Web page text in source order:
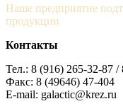
Наше предприятие
продукции
Контакты
Тел.: 8 (916) 265-32-87 /
Факс: 8 (49646) 47-404
E-mail: galactic@krez.ru